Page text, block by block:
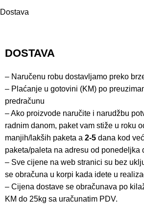
Dostava
DOSTAVA
– Naručenu robu dostavljamo preko
– Plaćanje u gotovini (KM) po
predračunu
– Ako proizvode naručite i narudžbu
radnim danom, paket vam stiže u roku
manjih/lakših paketa a 2-5 dana kod
paketa/paleta na adresu od ponedeljka
– Sve cijene na web stranici su bez
se obračuna u korpi kada idete u
– Cijena dostave se obračunava po
KM do 25kg sa uračunatim PDV.